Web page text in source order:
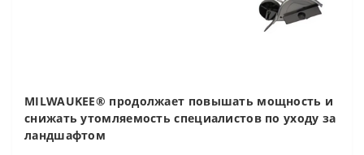
MILWAUKEE® продолжает повышать мощность и
снижать утомляемость специалистов по уходу за
ландшафтом